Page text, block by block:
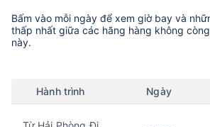
Bấm vào mỗi ngày để xem giờ bay và
thấp nhất giữa các hãng hàng không
này.
Hành trình Ngày